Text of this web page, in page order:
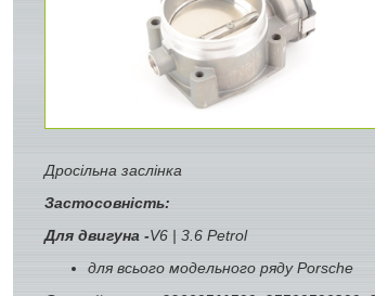
Дросільна заслінка
Застосовність:
Для двигуна -V6 | 3.6 Petrol
для всього модельного ряду Porsche